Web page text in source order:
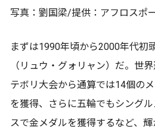
写真：劉国梁/提供：アフロスポ
まずは1990年頃から2000年代初
（リュウ・グォリャン）だ。世
テボリ大会から通算では14個の
を獲得、さらに五輪でもシング
スで金メダルを獲得するなど、輝